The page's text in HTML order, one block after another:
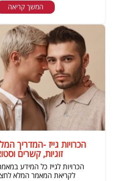
המשך קריאה
הכרויות גייז -המדריך
זוגיות, קשרים
הכרויות לגייז כל המידע
לקריאת המאמר המלא